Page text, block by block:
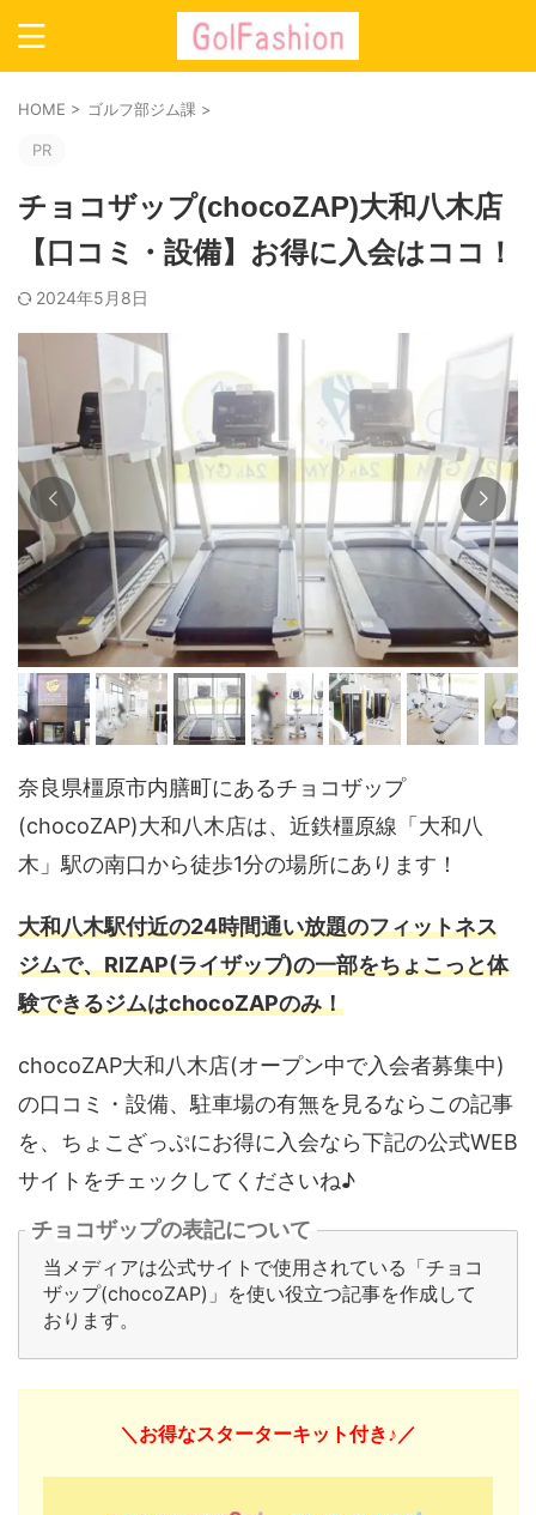
HOME > ゴルフ部ジム課 >
PR
チョコザップ(chocoZAP)大和八木店
【口コミ・設備】お得に入会はココ！
2024年5月8日
奈良県橿原市内膳町にあるチョコザップ
(chocoZAP)大和八木店は、近鉄橿原線「大和八
木」駅の南口から徒歩1分の場所にあります！
大和八木駅付近の24時間通い放題のフィットネス
ジムで、RIZAP(ライザップ)の一部をちょこっと体
験できるジムはchocoZAPのみ！
chocoZAP大和八木店(オープン中で入会者募集中)
の口コミ・設備、駐車場の有無を見るならこの記事
を、ちょこざっぷにお得に入会なら下記の公式WEB
サイトをチェックしてくださいね♪
チョコザップの表記について
当メディアは公式サイトで使用されている「チョコ
ザップ(chocoZAP)」を使い役立つ記事を作成して
おります。
＼お得なスターターキット付き♪／